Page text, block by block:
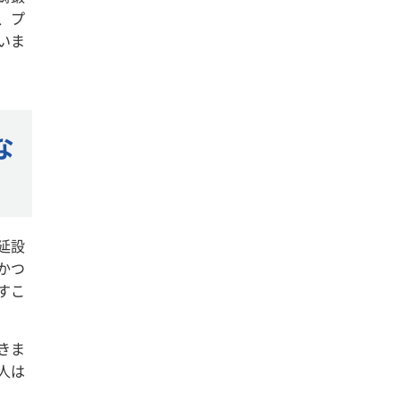
プ
ま
設
つ
こ
ま
は